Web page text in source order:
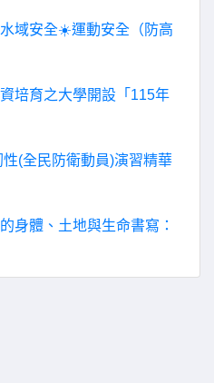
域安全☀️運動安全（防高
培育之大學開設「115年
性(全民防衛動員)演習精華
身體、土地與生命書寫：